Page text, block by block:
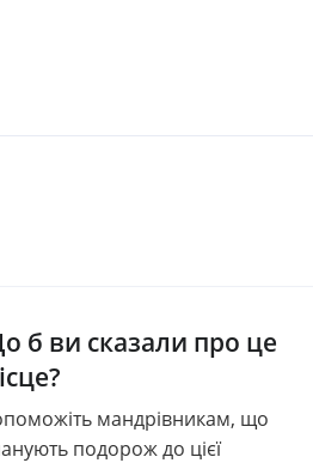
б ви сказали про це
мандрівникам, що
подорож до цієї